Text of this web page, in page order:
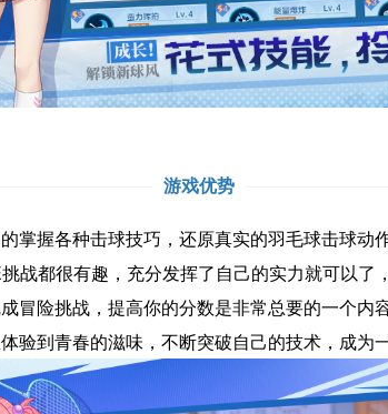
游戏优势
握各种击球技巧，还原真实的羽毛球击球动
都很有趣，充分发挥了自己的实力就可以了
险挑战，提高你的分数是非常总要的一个内
到青春的滋味，不断突破自己的技术，成为